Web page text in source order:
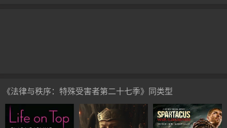
《法律与秩序：特殊受害者第二十七季》同类型